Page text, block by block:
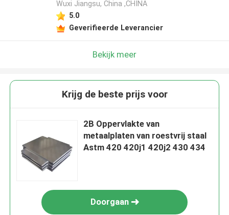
Wuxi Jiangsu, China ,CHINA
5.0
Geverifieerde Leverancier
Bekijk meer
Krijg de beste prijs voor
2B Oppervlakte van
metaalplaten van roestvrij staal
Astm 420 420j1 420j2 430 434
Doorgaan